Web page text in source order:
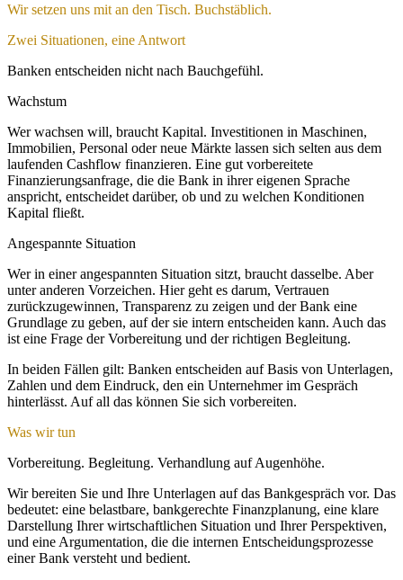
Wir setzen uns mit an den Tisch. Buchstäblich.
Zwei Situationen, eine Antwort
Banken entscheiden nicht nach Bauchgefühl.
Wachstum
Wer wachsen will, braucht Kapital. Investitionen in Maschinen,
Immobilien, Personal oder neue Märkte lassen sich selten aus dem
laufenden Cashflow finanzieren. Eine gut vorbereitete
Finanzierungsanfrage, die die Bank in ihrer eigenen Sprache
anspricht, entscheidet darüber, ob und zu welchen Konditionen
Kapital fließt.
Angespannte Situation
Wer in einer angespannten Situation sitzt, braucht dasselbe. Aber
unter anderen Vorzeichen. Hier geht es darum, Vertrauen
zurückzugewinnen, Transparenz zu zeigen und der Bank eine
Grundlage zu geben, auf der sie intern entscheiden kann. Auch das
ist eine Frage der Vorbereitung und der richtigen Begleitung.
In beiden Fällen gilt: Banken entscheiden auf Basis von Unterlagen,
Zahlen und dem Eindruck, den ein Unternehmer im Gespräch
hinterlässt. Auf all das können Sie sich vorbereiten.
Was wir tun
Vorbereitung. Begleitung. Verhandlung auf Augenhöhe.
Wir bereiten Sie und Ihre Unterlagen auf das Bankgespräch vor. Das
bedeutet: eine belastbare, bankgerechte Finanzplanung, eine klare
Darstellung Ihrer wirtschaftlichen Situation und Ihrer Perspektiven,
und eine Argumentation, die die internen Entscheidungsprozesse
einer Bank versteht und bedient.